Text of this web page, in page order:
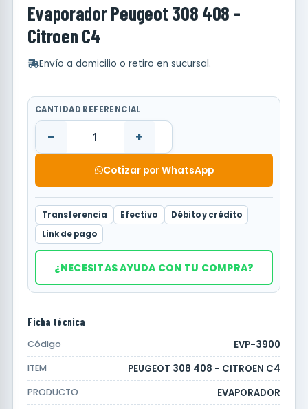
Evaporador Peugeot 308 408 -
Citroen C4
Envío a domicilio o retiro en sucursal.
CANTIDAD REFERENCIAL
- +
Cotizar por WhatsApp
Transferencia Efectivo
Débito y crédito
Link de pago
¿NECESITAS AYUDA CON TU COMPRA?
Ficha técnica
Código EVP-3900
ITEM PEUGEOT 308 408 - CITROEN C4
PRODUCTO EVAPORADOR